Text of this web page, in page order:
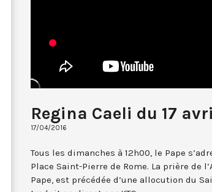
Regina Caeli du 17
17/04/2016
Tous les dimanches à 12h00, le Pape
Place Saint-Pierre de Rome. La prière de
Pape, est précédée d’une allocution du